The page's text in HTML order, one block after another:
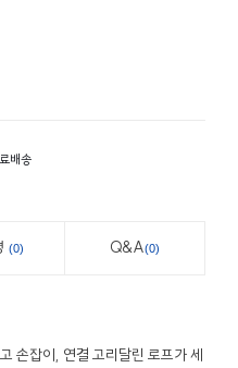
배송
0 Q&A 0
손잡이, 연결 고리달린 로프가 세